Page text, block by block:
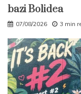
bazi Bolidea
07/08/2026 3 min